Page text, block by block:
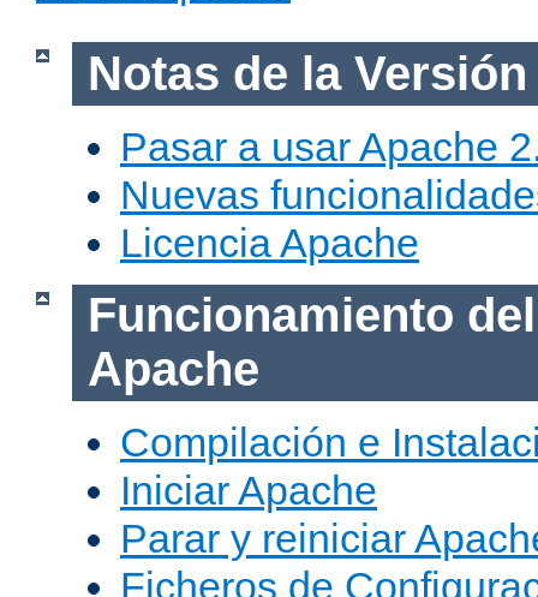
Notas de la Versión
Pasar a usar Apache
Nuevas
Licencia Apache
Funcionamiento
Apache
Compilación e
Iniciar Apache
Parar y reiniciar
Ficheros de